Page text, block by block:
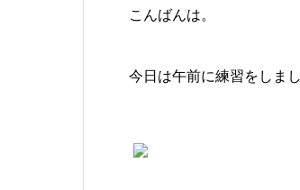
こんばんは。
今日は午前に練習をしまし